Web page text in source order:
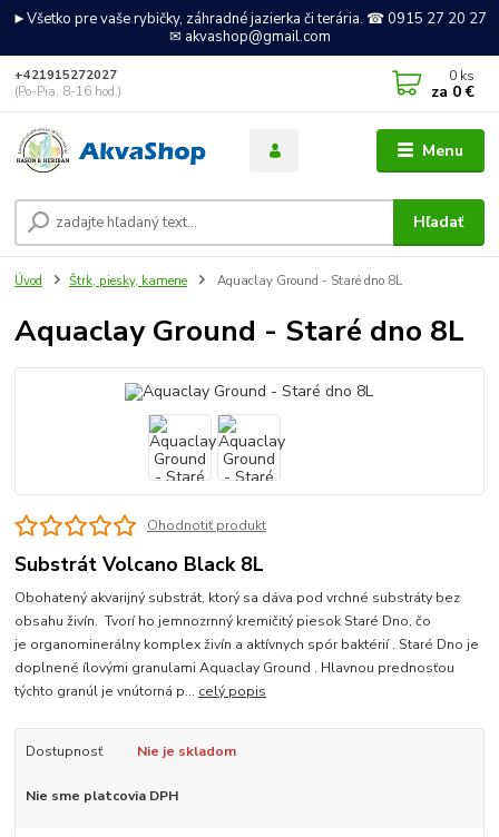
►Všetko pre vaše rybičky, záhradné jazierka či terária. ☎ 0915 27 20 27
✉ akvashop@gmail.com
Menu
Hľadať
+421915272027
(Po-Pia, 8-16 hod.)
0 ks
za 0 €
Úvod Štrk, piesky, kamene Aquaclay Ground - Staré dno 8L
Aquaclay Ground - Staré dno 8L
Ohodnotiť produkt
Substrát Volcano Black 8L
Obohatený akvarijný substrát, ktorý sa dáva pod vrchné substráty bez
obsahu živín. Tvorí ho jemnozrnný kremičitý piesok Staré Dno, čo
je organominerálny komplex živín a aktívnych spór baktérií . Staré Dno je
doplnené ílovými granulami Aquaclay Ground . Hlavnou prednosťou
týchto granúl je vnútorná p... celý popis
Dostupnosť Nie je skladom
Nie sme platcovia DPH